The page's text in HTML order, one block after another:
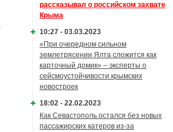
рассказывал о российском захвате
Крыма
10:27 - 03.03.2023
«При очередном сильном
землетрясении Ялта сложится как
карточный домик» – эксперты о
сейсмоустойчивости крымских
новостроек
18:02 - 22.02.2023
Как Севастополь остался без новых
пассажирских катеров из-за